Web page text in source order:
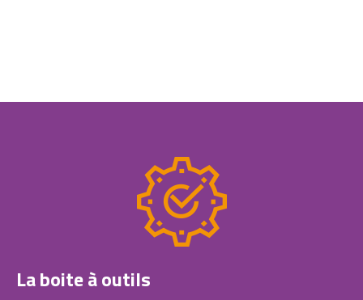
La boite à outils